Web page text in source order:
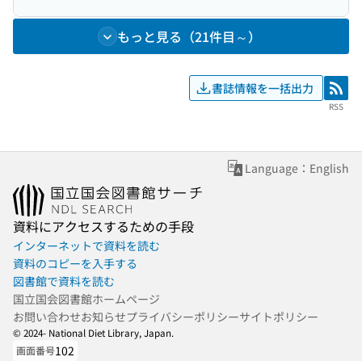
もっと見る（21件目～）
書誌情報を一括出力 RSS
RSS
Language：English
資料にアクセスするための手段
インターネットで資料を読む
資料のコピーを入手する
図書館で資料を読む
国立国会図書館ホームページ
お問い合わせお知らせプライバシーポリシーサイトポリシー
© 2024- National Diet Library, Japan.
画面番号102